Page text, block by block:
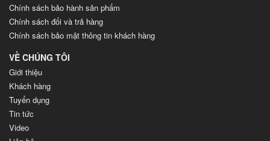
Chính sách bảo hành sản phẩm
Chính sách đổi và trả hàng
Chính sách bảo mật thông tin khách hàng
VỀ CHÚNG TÔI
Giới thiệu
Khách hàng
Tuyển dụng
Tin tức
Video